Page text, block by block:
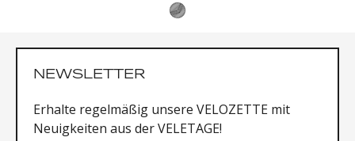
NEWSLETTER
Erhalte regelmäßig unsere VELOZETTE mit
Neuigkeiten aus der VELETAGE!